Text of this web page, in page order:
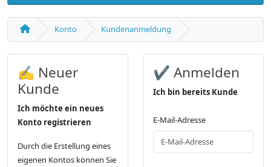
Konto Kundenanmeldung
✍ Neuer
Kunde
Ich möchte ein neues
Konto registrieren
Durch die Erstellung eines
eigenen Kontos können Sie
✔ Anmelden
Ich bin bereits Kunde
E-Mail-Adresse